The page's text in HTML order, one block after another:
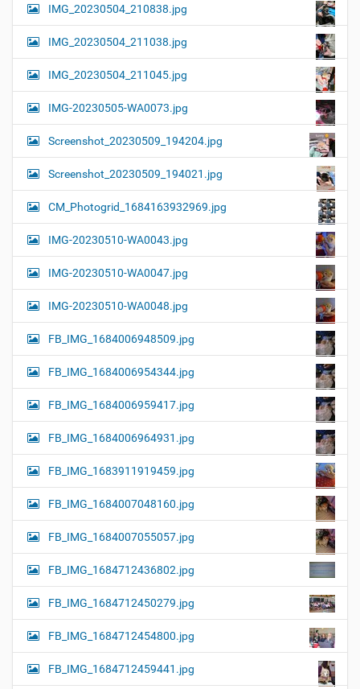
IMG_20230504_210838.jpg
IMG_20230504_211038.jpg
IMG_20230504_211045.jpg
IMG-20230505-WA0073.jpg
Screenshot_20230509_194204.jpg
Screenshot_20230509_194021.jpg
CM_Photogrid_1684163932969.jpg
IMG-20230510-WA0043.jpg
IMG-20230510-WA0047.jpg
IMG-20230510-WA0048.jpg
FB_IMG_1684006948509.jpg
FB_IMG_1684006954344.jpg
FB_IMG_1684006959417.jpg
FB_IMG_1684006964931.jpg
FB_IMG_1683911919459.jpg
FB_IMG_1684007048160.jpg
FB_IMG_1684007055057.jpg
FB_IMG_1684712436802.jpg
FB_IMG_1684712450279.jpg
FB_IMG_1684712454800.jpg
FB_IMG_1684712459441.jpg